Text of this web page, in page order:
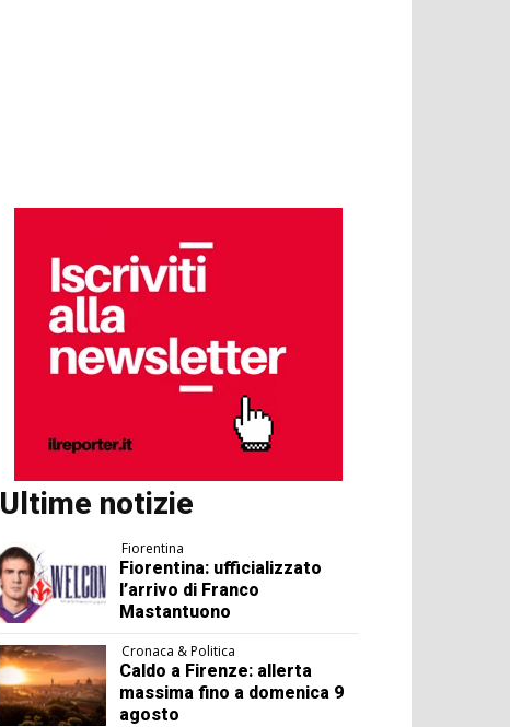
Ultime notizie
Fiorentina
Fiorentina: ufficializzato
l’arrivo di Franco
Mastantuono
Cronaca & Politica
Caldo a Firenze: allerta
massima fino a domenica 9
agosto